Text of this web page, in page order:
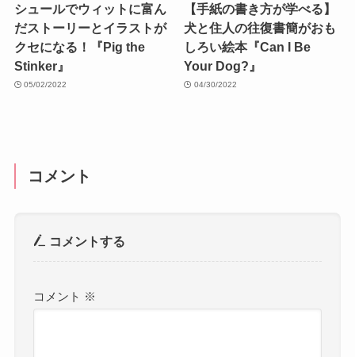
シュールでウィットに富ん
だストーリーとイラストが
クセになる！『Pig the
Stinker』
05/02/2022
【手紙の書き方が学べる】
犬と住人の往復書簡がおも
しろい絵本『Can I Be
Your Dog?』
04/30/2022
コメント
コメントする
コメント ※